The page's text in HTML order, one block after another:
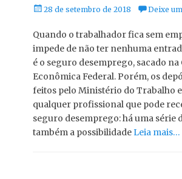
Posted
28 de setembro de 2018 Deixe
Quando o trabalhador fica sem
impede de não ter nenhuma
é o seguro desemprego, sacado na
Econômica Federal. Porém, os
feitos pelo Ministério do Trabalho
qualquer profissional que pode
seguro desemprego: há uma série
também a possibilidadeLeia mais…